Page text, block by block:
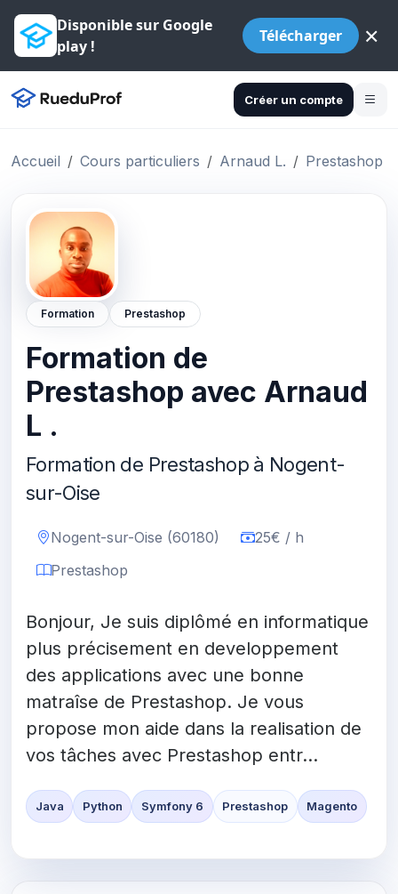
Disponible sur Google
play !
Télécharger ×
Créer un compte
Accueil Cours particuliers Arnaud L. Prestashop
Formation Prestashop
Formation de
Prestashop avec Arnaud
L .
Formation de Prestashop à Nogent-
sur-Oise
Nogent-sur-Oise (60180)
25€ / h
Prestashop
Bonjour, Je suis diplômé en informatique
plus précisement en developpement
des applications avec une bonne
matraîse de Prestashop. Je vous
propose mon aide dans la realisation de
vos tâches avec Prestashop entr...
Java Python Symfony 6 Prestashop Magento